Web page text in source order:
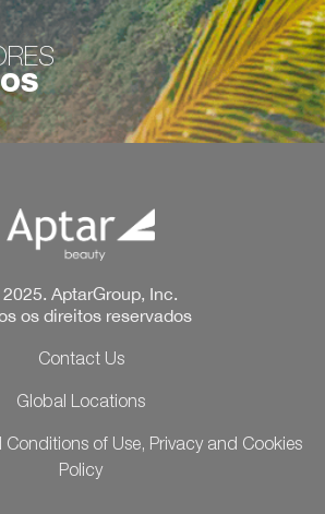
AptarGroup, Inc.
os direitos reservados
Contact Us
Global Locations
Conditions of Use, Privacy and Cookies
Policy